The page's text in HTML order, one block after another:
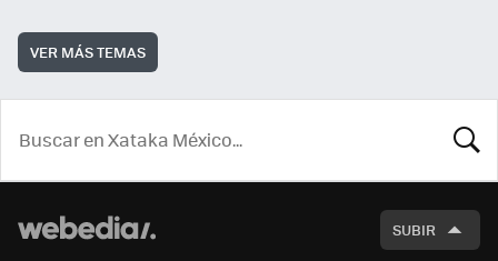
VER MÁS TEMAS
SUBIR